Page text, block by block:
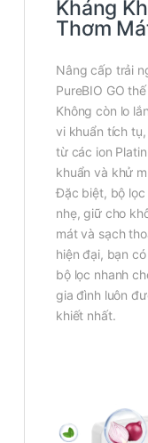
Kháng
Thơm
Nâng cấp trải
PureBIO GO
Không còn lo
vi khuẩn tích
từ các ion
khuẩn và khử
Đặc biệt, bộ lọc
nhẹ, giữ cho
mát và sạch
hiện đại, bạn
bộ lọc nhanh
gia đình luôn
khiết nhất.